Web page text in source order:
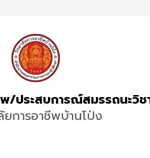
/ประสบการณ์สมรรถนะวิ
ยการอาชีพบ้านโป่ง